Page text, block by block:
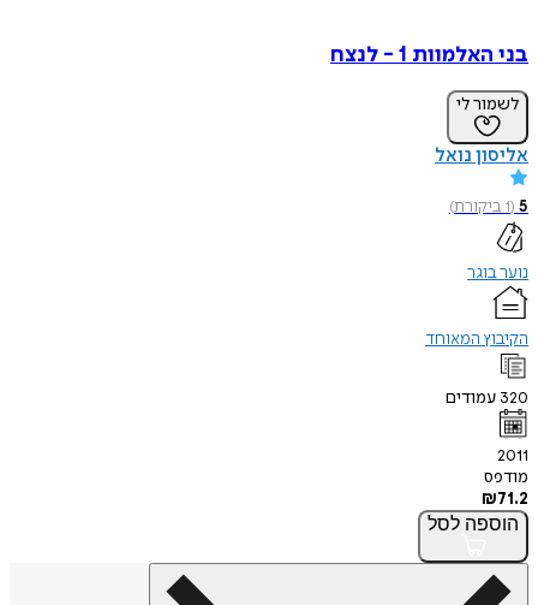
בני האלמוות 1 - לנצח
לשמור לי
אליסון נואל
5
(
1ביקורת)
נוער בוגר
הקיבוץ המאוחד
320 עמודים
2011
מודפס
₪71.2
הוספה לסל